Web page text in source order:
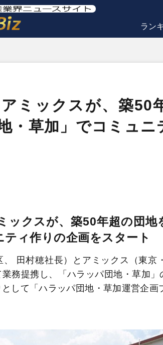
ラン
ミックスが、築50
・草加」でコミュ
ックスが、築50年超の団地
ィ作りの企画をスタート
、 田村穂社長）とアミックス（東京
務提携し、「ハラッパ団地・草加
して「ハラッパ団地・草加運営企画